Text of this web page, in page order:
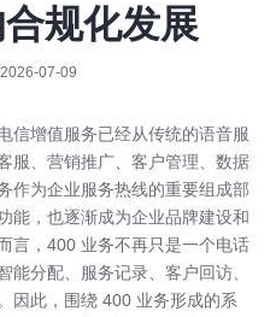
规化发展
07-09
信增值服务已经从传统的语音服
服、营销推广、客户管理、数据
作为企业服务热线的重要组成部
能，也逐渐成为企业品牌建设和
言，400 业务不再只是一个电话
分配、服务记录、客户回访、
因此，围绕 400 业务形成的系